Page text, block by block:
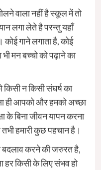
वाला नहीं है स्कूल में तो
लगा लेते है परन्तु यहाँ
गाने लगाता है, कोई
मन बच्चो को पढ़ाने का
किसी न किसी संघर्ष का
ही आपको और हमको अच्छा
के बिना जीवन यापन करना
हमारी कुछ पहचान है।
बदलाव करने की जरुरत है,
किसी के लिए संभव हो